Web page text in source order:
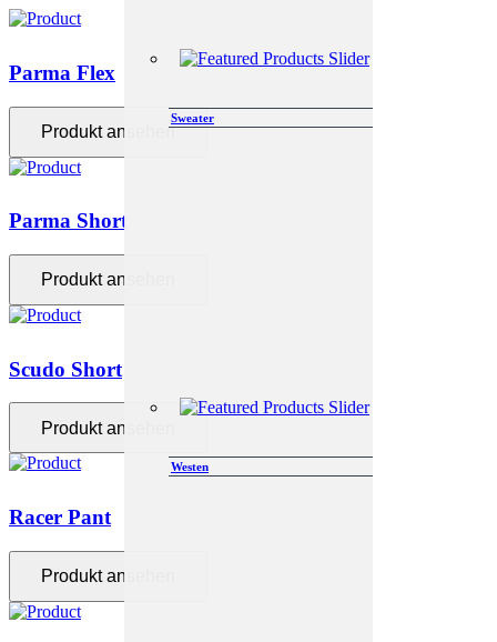
Sweater
Westen
Parma Flex
Produkt ansehen
Parma Short
Produkt ansehen
Scudo Short
Produkt ansehen
Racer Pant
Produkt ansehen